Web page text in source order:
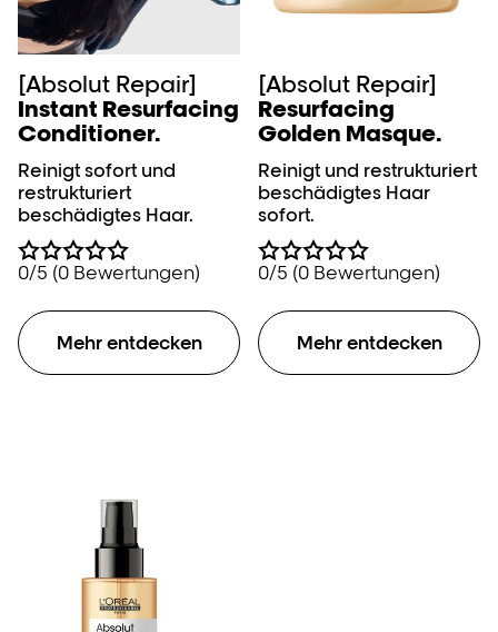
[Absolut Repair]
Instant Resurfacing
Conditioner.
Reinigt sofort und
restrukturiert
beschädigtes Haar.
0/5 (0 Bewertungen)
Mehr entdecken
[Absolut Repair]
Resurfacing
Golden Masque.
Reinigt und restrukturiert
beschädigtes Haar
sofort.
0/5 (0 Bewertungen)
Mehr entdecken